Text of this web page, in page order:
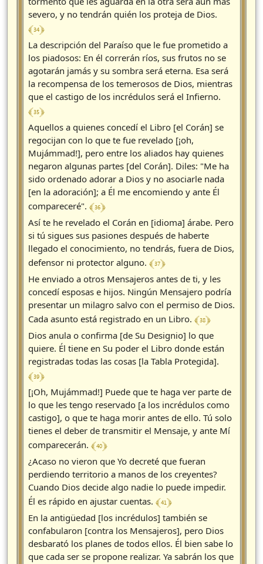
severo, y no tendrán quién los proteja de Dios.
﴾ 34 ﴿
La descripción del Paraíso que le fue prometido a
los piadosos: En él correrán ríos, sus frutos no se
agotarán jamás y su sombra será eterna. Esa será
la recompensa de los temerosos de Dios, mientras
que el castigo de los incrédulos será el Infierno.
﴾ 35 ﴿
Aquellos a quienes concedí el Libro [el Corán] se
regocijan con lo que te fue revelado [¡oh,
Mujámmad!], pero entre los aliados hay quienes
negaron algunas partes [del Corán]. Diles: "Me ha
sido ordenado adorar a Dios y no asociarle nada
[en la adoración]; a Él me encomiendo y ante Él
compareceré". ﴾ 36 ﴿
Así te he revelado el Corán en [idioma] árabe. Pero
si tú sigues sus pasiones después de haberte
llegado el conocimiento, no tendrás, fuera de Dios,
defensor ni protector alguno. ﴾ 37 ﴿
He enviado a otros Mensajeros antes de ti, y les
concedí esposas e hijos. Ningún Mensajero podría
presentar un milagro salvo con el permiso de Dios.
Cada asunto está registrado en un Libro. ﴾ 38 ﴿
Dios anula o confirma [de Su Designio] lo que
quiere. Él tiene en Su poder el Libro donde están
registradas todas las cosas [la Tabla Protegida].
﴾ 39 ﴿
[¡Oh, Mujámmad!] Puede que te haga ver parte de
lo que les tengo reservado [a los incrédulos como
castigo], o que te haga morir antes de ello. Tú solo
tienes el deber de transmitir el Mensaje, y ante Mí
comparecerán. ﴾ 40 ﴿
¿Acaso no vieron que Yo decreté que fueran
perdiendo territorio a manos de los creyentes?
Cuando Dios decide algo nadie lo puede impedir.
Él es rápido en ajustar cuentas. ﴾ 41 ﴿
En la antigüedad [los incrédulos] también se
confabularon [contra los Mensajeros], pero Dios
desbarató los planes de todos ellos. Él bien sabe lo
que cada ser se propone realizar. Ya sabrán los que